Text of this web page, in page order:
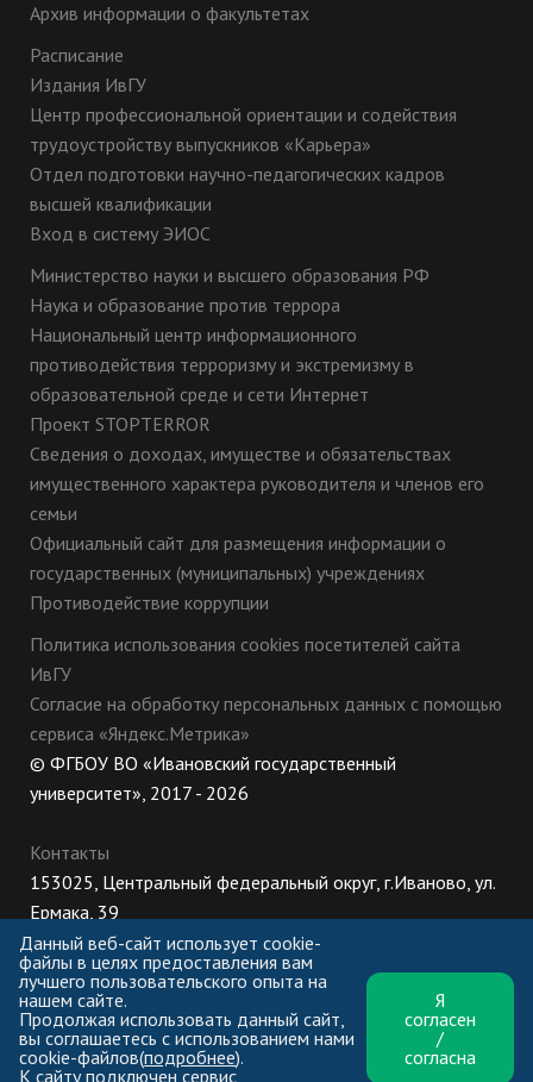
Архив информации о факультетах
Расписание
Издания ИвГУ
Центр профессиональной ориентации и содействия
трудоустройству выпускников «Карьера»
Отдел подготовки научно-педагогических кадров
высшей квалификации
Вход в систему ЭИОС
Министерство науки и высшего образования РФ
Наука и образование против террора
Национальный центр информационного
противодействия терроризму и экстремизму в
образовательной среде и сети Интернет
Проект STOPTERROR
Сведения о доходах, имуществе и обязательствах
имущественного характера руководителя и членов его
семьи
Официальный сайт для размещения информации о
государственных (муниципальных) учреждениях
Противодействие коррупции
Политика использования cookies посетителей сайта
ИвГУ
Согласие на обработку персональных данных с помощью
сервиса «Яндекс.Метрика»
© ФГБОУ ВО «Ивановский государственный
университет», 2017 - 2026
Контакты
153025, Центральный федеральный округ, г.Иваново, ул.
Ермака, 39
8 (800) 222-56-86 (Приемная комиссия), +7 (4932) 32-62-
10 (Ректорат)
ПН-ЧТ: 8:30-17:00;
ПТ: 8:30-16:00;
Данный веб-сайт использует cookie-
файлы в целях предоставления вам
лучшего пользовательского опыта на
нашем сайте.
Продолжая использовать данный сайт,
вы соглашаетесь с использованием нами
cookie-файлов(подробнее).
К сайту подключен сервис
Я
согласен
/
согласна